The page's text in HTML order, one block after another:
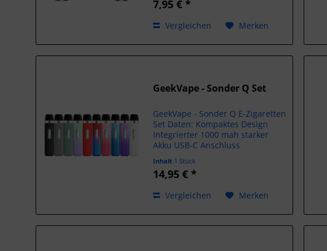
Ohm Lieferumfang: 2x S
Ohm Pod MTL...
7,95 € *
Vergleichen Merken
GeekVape - Sonder Q Set
GeekVape - Sonder Q E-Zigaretten
Set Daten: Kompaktes Design
Integrierter 1000 mah starker
Akku USB-C Anschluss
Automatische
Leistungsregulierung Integrierte
DL dampfen geeignet...
Inhalt 1 Stück
14,95 € *
Vergleichen Merken